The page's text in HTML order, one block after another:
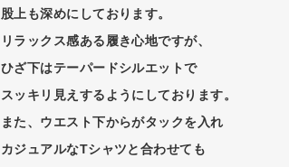
股上も深めにしております。
リラックス感ある履き心地ですが、
ひざ下はテーパードシルエットで
スッキリ見えするようにしております。
また、ウエスト下からがタックを入れ
カジュアルなTシャツと合わせても